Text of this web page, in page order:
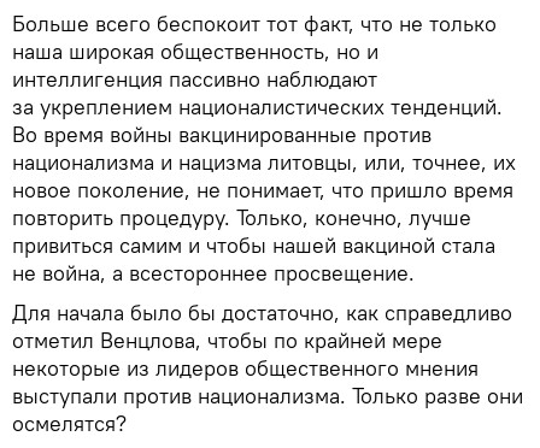
Больше всего беспокоит тот факт, что не только
наша широкая общественность, но и
интеллигенция пассивно наблюдают
за укреплением националистических тенденций.
Во время войны вакцинированные против
национализма и нацизма литовцы, или, точнее, их
новое поколение, не понимает, что пришло время
повторить процедуру. Только, конечно, лучше
привиться самим и чтобы нашей вакциной стала
не война, а всестороннее просвещение.
Для начала было бы достаточно, как справедливо
отметил Венцлова, чтобы по крайней мере
некоторые из лидеров общественного мнения
выступали против национализма. Только разве они
осмелятся?